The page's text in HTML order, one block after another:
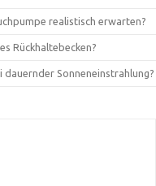
realistisch erwarten?
Rückhaltebecken?
Sonneneinstrahlung?